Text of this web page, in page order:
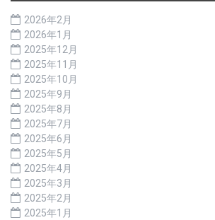
2026年2月
2026年1月
2025年12月
2025年11月
2025年10月
2025年9月
2025年8月
2025年7月
2025年6月
2025年5月
2025年4月
2025年3月
2025年2月
2025年1月